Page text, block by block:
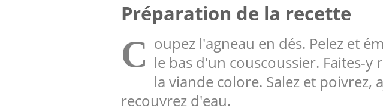
Préparation de la recette
C oupez l'agneau en dés. Pelez et
le bas d'un couscoussier. Faites-
la viande colore. Salez et poivrez,
recouvrez d'eau.